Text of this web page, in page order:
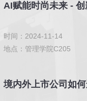
AI赋能时尚未来 -
时间：2024-11-14
地点：管理学院C205
境内外上市公司如